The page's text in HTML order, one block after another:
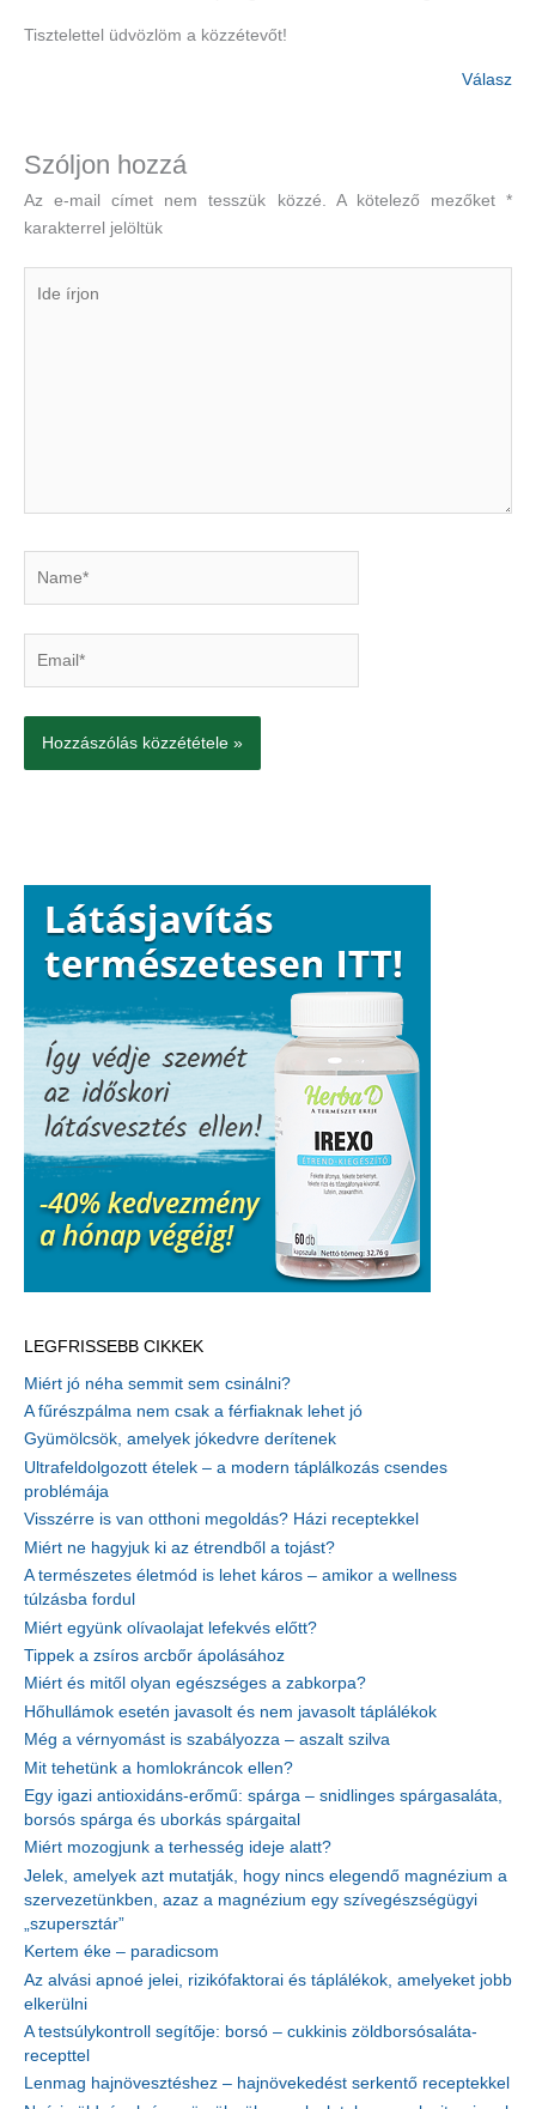
Tisztelettel üdvözlöm a közzétevőt!
Válasz
Szóljon hozzá
Az e-mail címet nem tesszük közzé. A kötelező mezőket*
karakterrel jelöltük
LEGFRISSEBB CIKKEK
Miért jó néha semmit sem csinálni?
A fűrészpálma nem csak a férfiaknak lehet jó
Gyümölcsök, amelyek jókedvre derítenek
Ultrafeldolgozott ételek – a modern táplálkozás csendes
problémája
Visszérre is van otthoni megoldás? Házi receptekkel
Miért ne hagyjuk ki az étrendből a tojást?
A természetes életmód is lehet káros – amikor a wellness
túlzásba fordul
Miért együnk olívaolajat lefekvés előtt?
Tippek a zsíros arcbőr ápolásához
Miért és mitől olyan egészséges a zabkorpa?
Hőhullámok esetén javasolt és nem javasolt táplálékok
Még a vérnyomást is szabályozza – aszalt szilva
Mit tehetünk a homlokráncok ellen?
Egy igazi antioxidáns-erőmű: spárga – snidlinges spárgasaláta,
borsós spárga és uborkás spárgaital
Miért mozogjunk a terhesség ideje alatt?
Jelek, amelyek azt mutatják, hogy nincs elegendő magnézium a
szervezetünkben, azaz a magnézium egy szívegészségügyi
„szupersztár”
Kertem éke – paradicsom
Az alvási apnoé jelei, rizikófaktorai és táplálékok, amelyeket jobb
elkerülni
A testsúlykontroll segítője: borsó – cukkinis zöldborsósaláta-
recepttel
Lenmag hajnövesztéshez – hajnövekedést serkentő receptekkel